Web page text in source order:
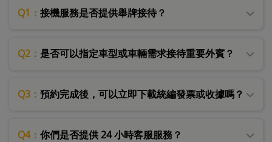
Q1： 接機服務是否提供舉牌接待？
Q2： 是否可以指定車型或車輛需求接待重要外賓？
Q3： 預約完成後，可以立即下載統編發票或收據嗎？
Q4： 你們是否提供 24 小時客服服務？